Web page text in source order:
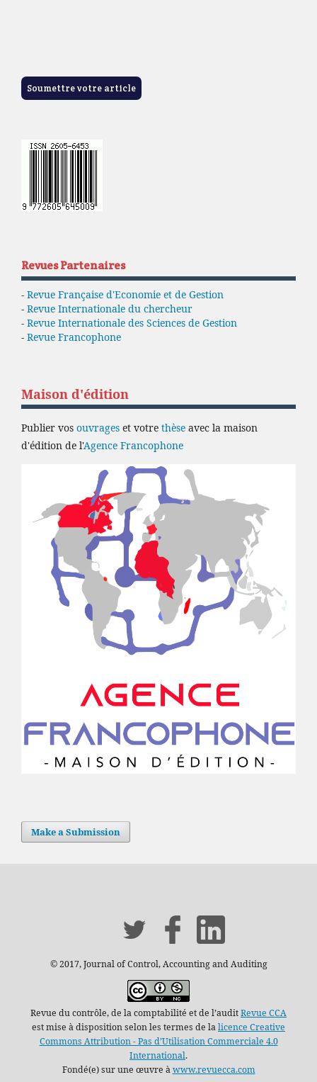
Soumettre votre article
Revues Partenaires
- Revue Française d'Economie et de Gestion
- Revue Internationale du chercheur
- Revue Internationale des Sciences de Gestion
- Revue Francophone
Maison d'édition
Publier vos ouvrages et votre thèse avec la maison
d'édition de l'Agence Francophone
Make a Submission
© 2017, Journal of Control, Accounting and Auditing
Revue du contrôle, de la comptabilité et de l’auditRevue CCA
est mise à disposition selon les termes de lalicence Creative
Commons Attribution - Pas d’Utilisation Commerciale 4.0
International.
Fondé(e) sur une œuvre àwww.revuecca.com